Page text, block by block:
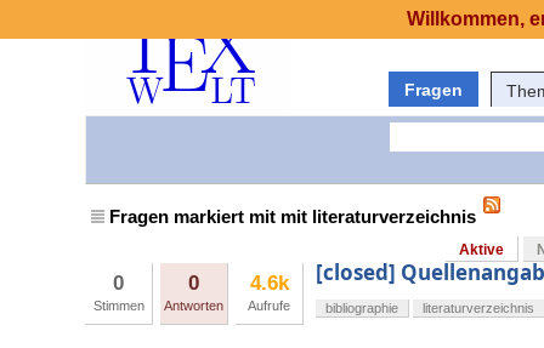
Fragen
Fragen markiert mit mit literaturverzeichnis
Aktive
0
Stimmen
0
Antworten
4.6k
Aufrufe
[closed]
bibliographie literaturverzeichnis
Willkommen,